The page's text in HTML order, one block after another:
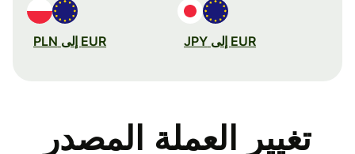
EUR إلى JPY EUR إلى PLN
تغيير العملة المصدر